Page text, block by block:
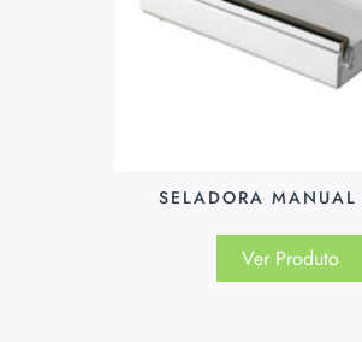
SELADORA
Ver Produto